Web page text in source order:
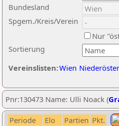
Sortierung
Bundesland
Spgem./Kreis/Verein
Nur
Vereinslisten:Wien
Pnr:130473 Name: Ulli Noack (
Periode Elo Partien Pkt.